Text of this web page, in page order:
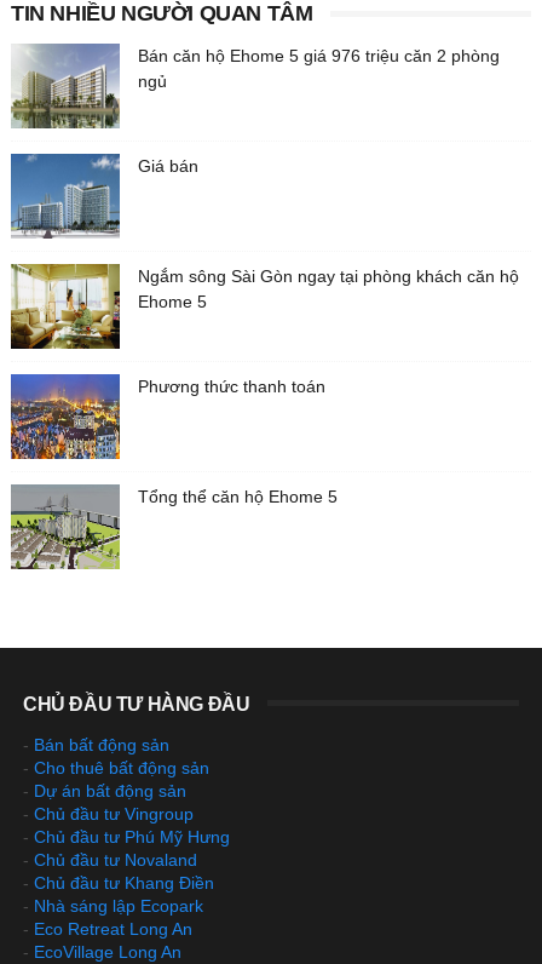
TIN NHIỀU NGƯỜI QUAN TÂM
Bán căn hộ Ehome 5 giá 976 triệu căn 2 phòng
ngủ
Giá bán
Ngắm sông Sài Gòn ngay tại phòng khách căn hộ
Ehome 5
Phương thức thanh toán
Tổng thể căn hộ Ehome 5
CHỦ ĐẦU TƯ HÀNG ĐẦU
- Bán bất động sản
- Cho thuê bất động sản
- Dự án bất động sản
- Chủ đầu tư Vingroup
- Chủ đầu tư Phú Mỹ Hưng
- Chủ đầu tư Novaland
- Chủ đầu tư Khang Điền
- Nhà sáng lập Ecopark
- Eco Retreat Long An
- EcoVillage Long An